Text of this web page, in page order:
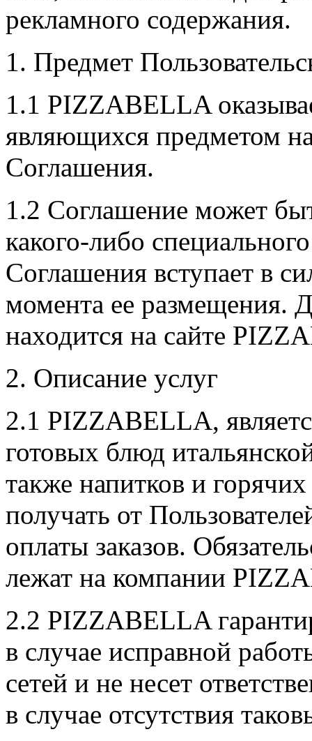
рекламного содержания.
1. Предмет
1.1 PIZZABELLA
являющихся предметом
Соглашения.
1.2 Соглашение может
какого-либо
Соглашения вступает в
момента ее размещения.
находится на сайте
2. Описание услуг
2.1 PIZZABELLA,
готовых блюд
также напитков и
получать от
оплаты заказов.
лежат на компании
2.2 PIZZABELLA
в случае исправной
сетей и не несет
в случае отсутствия